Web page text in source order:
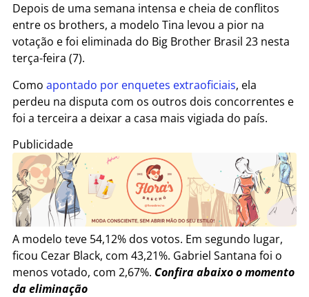
Depois de uma semana intensa e cheia de conflitos
entre os brothers, a modelo Tina levou a pior na
votação e foi eliminada do Big Brother Brasil 23 nesta
terça-feira (7).
Como apontado por enquetes extraoficiais, ela
perdeu na disputa com os outros dois concorrentes e
foi a terceira a deixar a casa mais vigiada do país.
Publicidade
A modelo teve 54,12% dos votos. Em segundo lugar,
ficou Cezar Black, com 43,21%. Gabriel Santana foi o
menos votado, com 2,67%. Confira abaixo o momento
da eliminação